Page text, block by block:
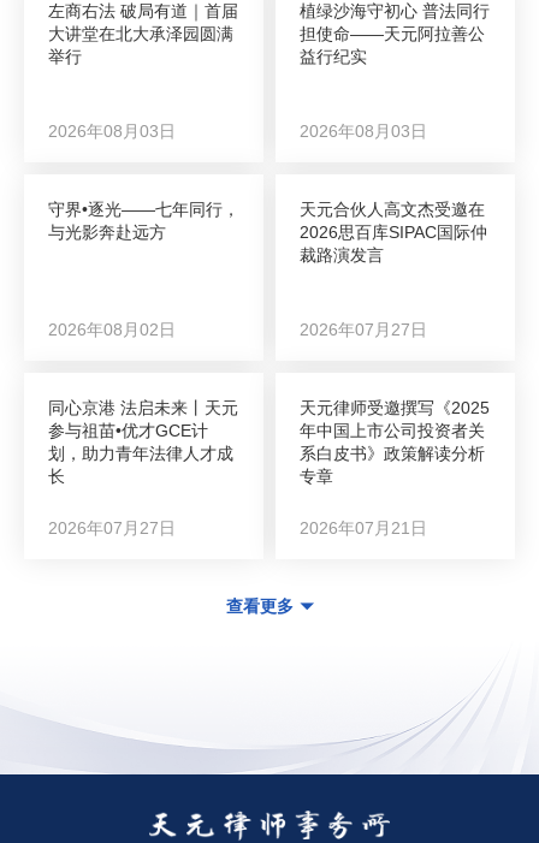
左商右法 破局有道｜首届
大讲堂在北大承泽园圆满
举行
2026年08月03日
植绿沙海守初心 普法同行
担使命——天元阿拉善公
益行纪实
2026年08月03日
守界•逐光——七年同行，
与光影奔赴远方
2026年08月02日
天元合伙人高文杰受邀在
2026思百库SIPAC国际仲
裁路演发言
2026年07月27日
同心京港 法启未来丨天元
参与祖苗•优才GCE计
划，助力青年法律人才成
长
2026年07月27日
天元律师受邀撰写《2025
年中国上市公司投资者关
系白皮书》政策解读分析
专章
2026年07月21日
查看更多